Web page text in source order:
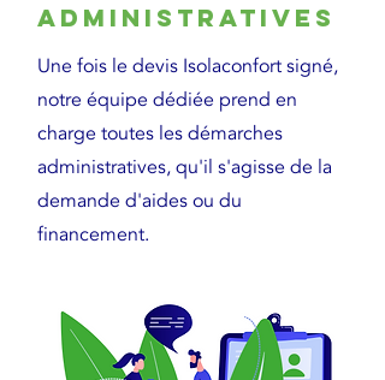
administratives
Une fois le devis Isolaconfort signé,
notre équipe dédiée prend en
charge toutes les démarches
administratives, qu'il s'agisse de la
demande d'aides ou du
financement.